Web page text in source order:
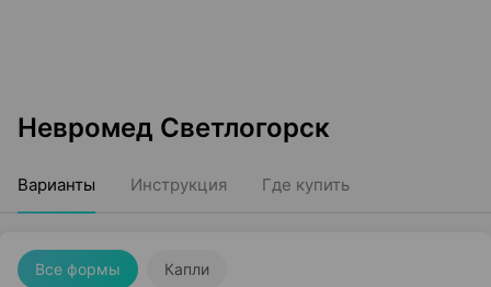
Невромед Светлогорск
Варианты Инструкция Где купить
Все формы Капли